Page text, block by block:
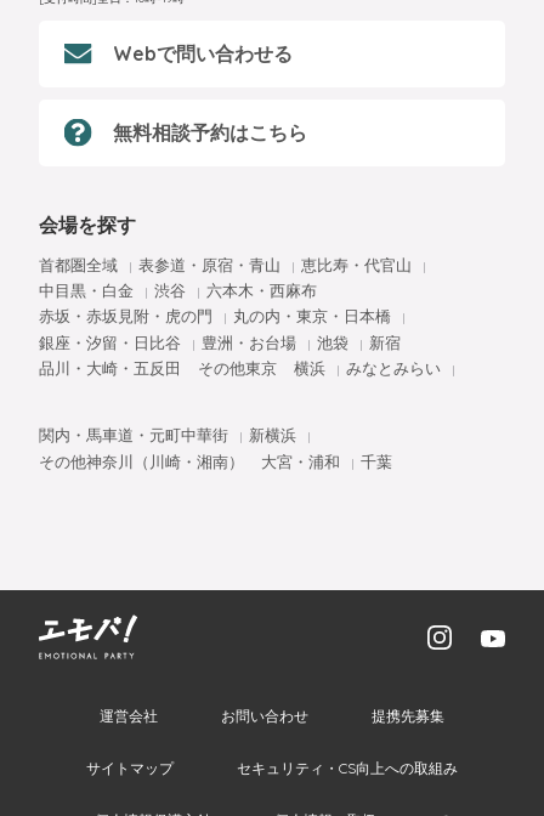
Webで問い合わせる
無料相談予約はこちら
会場を探す
首都圏全域 表参道・原宿・青山
恵比寿・代官山
中目黒・白金
渋谷
六本木・西麻布
赤坂・赤坂見附・虎の門
丸の内・東京・日本橋
銀座・汐留・日比谷
豊洲・お台場 池袋
新宿
品川・大崎・五反田
その他東京 横浜 みなとみらい
関内・馬車道・元町中華街
新横浜
その他神奈川（川崎・湘南）
大宮・浦和 千葉
運営会社 お問い合わせ 提携先募集
サイトマップ セキュリティ・CS向上への取組み